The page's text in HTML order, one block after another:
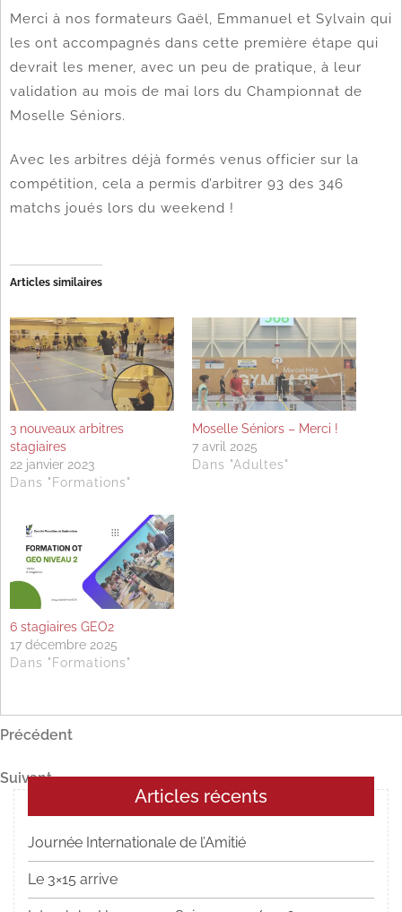
Merci à nos formateurs Gaël, Emmanuel et Sylvain qui
les ont accompagnés dans cette première étape qui
devrait les mener, avec un peu de pratique, à leur
validation au mois de mai lors du Championnat de
Moselle Séniors.
Avec les arbitres déjà formés venus officier sur la
compétition, cela a permis d’arbitrer 93 des 346
matchs joués lors du weekend !
Articles similaires
3 nouveaux arbitres
stagiaires
22 janvier 2023
Dans "Formations"
Moselle Séniors – Merci !
7 avril 2025
Dans "Adultes"
6 stagiaires GEO2
17 décembre 2025
Dans "Formations"
Navigation
de
l’article
Article
Précédent
Article
suivant
Suivant
Articles récents
Journée Internationale de l’Amitié
Le 3×15 arrive